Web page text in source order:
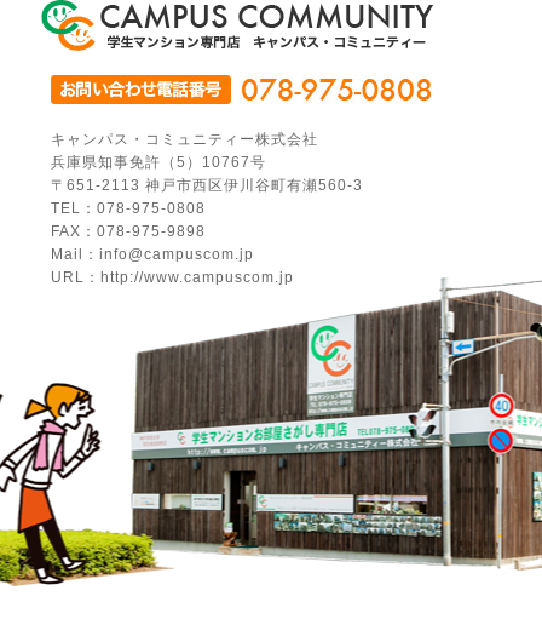
キャンパス・コミュニティー株式会社
兵庫県知事免許（5）10767号
〒651-2113 神戸市西区伊川谷町有瀬560-3
TEL：078-975-0808
FAX：078-975-9898
Mail：info@campuscom.jp
URL：http://www.campuscom.jp